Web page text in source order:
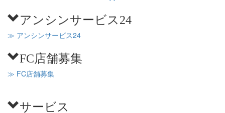
アンシンサービス24
≫ アンシンサービス24
FC店舗募集
≫ FC店舗募集
サービス